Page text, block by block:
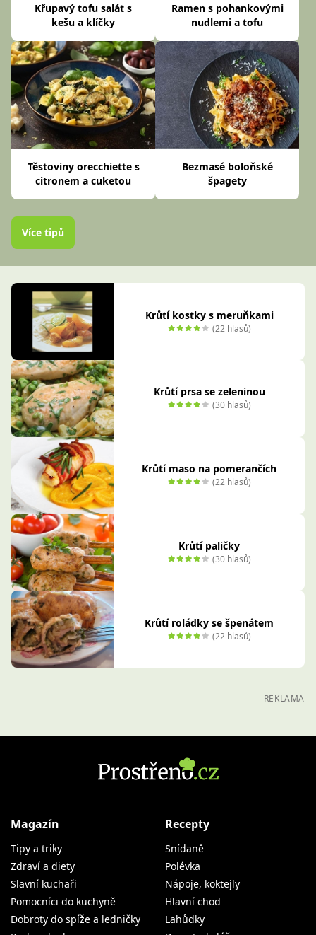
Křupavý tofu salát s
kešu a klíčky
Ramen s pohankovými
nudlemi a tofu
Těstoviny orecchiette s
citronem a cuketou
Bezmasé boloňské
špagety
Více tipů
Krůtí kostky s meruňkami
(22 hlasů)
Krůtí prsa se zeleninou
(30 hlasů)
Krůtí maso na pomerančích
(22 hlasů)
Krůtí paličky
(30 hlasů)
Krůtí roládky se špenátem
(22 hlasů)
REKLAMA
Magazín
Tipy a triky
Zdraví a diety
Slavní kuchaři
Pomocníci do kuchyně
Dobroty do spíže a ledničky
Recepty
Snídaně
Polévka
Nápoje, koktejly
Hlavní chod
Lahůdky